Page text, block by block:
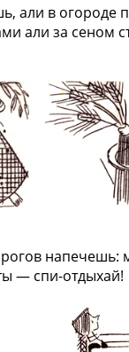
али в огороде
али за сеном
напечешь:
— спи-отдыхай!